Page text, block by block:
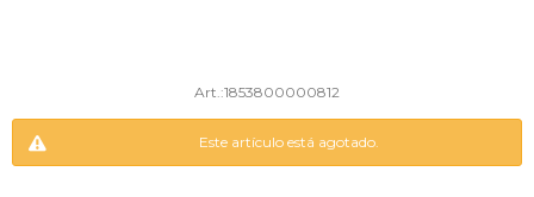
1853800000812
Este artículo está agotado.